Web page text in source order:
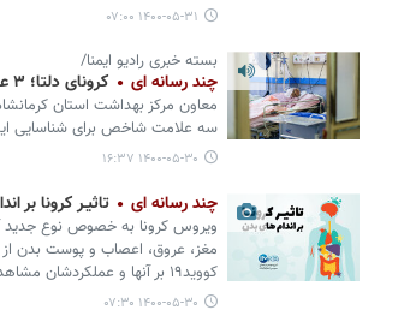
۱۴۰۰-۰۵-۳۱ ۰۷:۰۰
بسته خبری رادیو ایمنا/
چند رسانه ای کرونای دلتا؛ ۳ علامت شاخص برای شناسایی
معاون مرکز بهداشت استان
سه علامت شاخص برای شناسایی
۱۴۰۰-۰۵-۳۰ ۱۶:۳۷
چند رسانه ای تاثیـر کرونا بر
ویروس کرونا به خصوص نوع جدید آن
مغز، عروق، اعصاب و پوست بدن از
کووید۱۹ بر آنها و عملکردشان مشاهده شده است.
۱۴۰۰-۰۵-۳۰ ۰۷:۳۰